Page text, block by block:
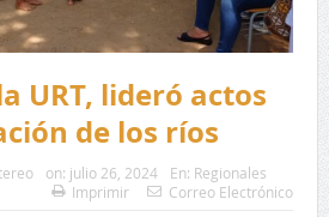
URT, lideró actos
de los ríos
on: julio 26, 2024 En: Regionales
Imprimir Correo Electrónico